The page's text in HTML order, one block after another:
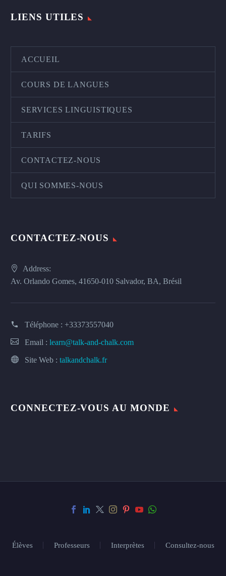
LIENS UTILES
ACCUEIL
COURS DE LANGUES
SERVICES LINGUISTIQUES
TARIFS
CONTACTEZ-NOUS
QUI SOMMES-NOUS
CONTACTEZ-NOUS
Address:
Av. Orlando Gomes, 41650-010 Salvador, BA, Brésil
Téléphone : +33373557040
Email : learn@talk-and-chalk.com
Site Web : talkandchalk.fr
CONNECTEZ-VOUS AU MONDE
Élèves Professeurs Interprètes Consultez-nous